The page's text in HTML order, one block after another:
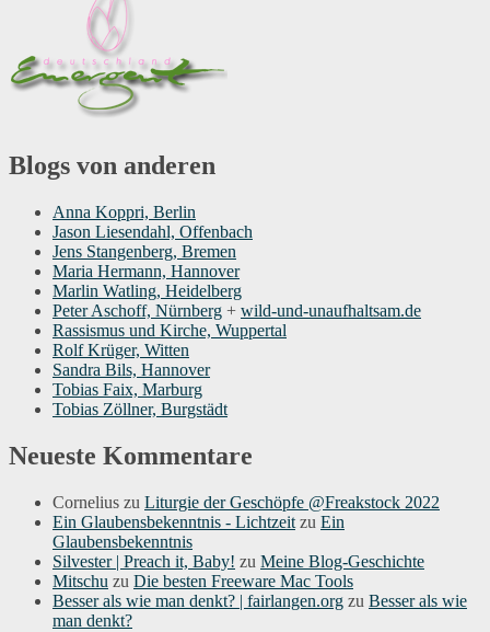
Blogs von anderen
Anna Koppri, Berlin
Jason Liesendahl, Offenbach
Jens Stangenberg, Bremen
Maria Hermann, Hannover
Marlin Watling, Heidelberg
Peter Aschoff, Nürnberg + wild-und-unaufhaltsam.de
Rassismus und Kirche, Wuppertal
Rolf Krüger, Witten
Sandra Bils, Hannover
Tobias Faix, Marburg
Tobias Zöllner, Burgstädt
Neueste Kommentare
Cornelius zu Liturgie der Geschöpfe @Freakstock 2022
Ein Glaubensbekenntnis - Lichtzeit zu Ein
Glaubensbekenntnis
Silvester | Preach it, Baby! zu Meine Blog-Geschichte
Mitschu zu Die besten Freeware Mac Tools
Besser als wie man denkt? | fairlangen.org zu Besser als wie
man denkt?